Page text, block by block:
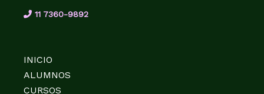
11 7360-9892
INICIO
ALUMNOS
CURSOS